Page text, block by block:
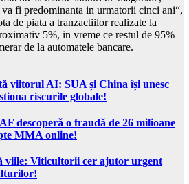
fi predominanta in urmatorii cinci ani“,
de piata a tranzactiilor realizate la
5%, in vreme ce restul de 95%
de la automatele bancare.
viitorul AI: SUA și China își unesc
riscurile globale!
descoperă o fraudă de 26 milioane
MMA online!
viile: Viticultorii cer ajutor urgent